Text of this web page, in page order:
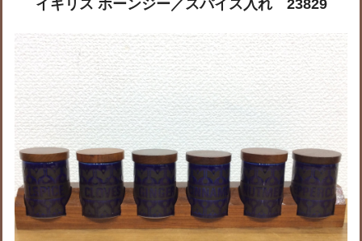
イギリス ホーンジー／スパイス入れ 23829